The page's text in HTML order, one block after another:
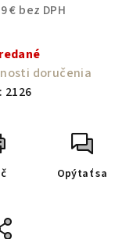
€ bez DPH
doručenia
2126
Opýtať sa